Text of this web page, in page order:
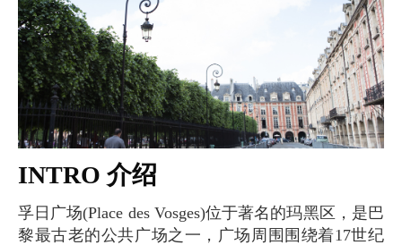
INTRO 介绍
孚日广场(Place des Vosges)位于著名的玛黑区，是巴
黎最古老的公共广场之一，广场周围围绕着17世纪